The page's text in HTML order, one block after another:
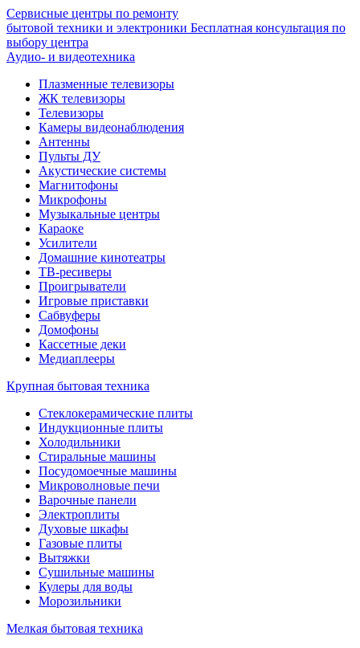
Сервисные центры по ремонту
бытовой техники и электроники Бесплатная консультация по
выбору центра
Аудио- и видеотехника
Плазменные телевизоры
ЖК телевизоры
Телевизоры
Камеры видеонаблюдения
Антенны
Пульты ДУ
Акустические системы
Магнитофоны
Микрофоны
Музыкальные центры
Караоке
Усилители
Домашние кинотеатры
ТВ-ресиверы
Проигрыватели
Игровые приставки
Сабвуферы
Домофоны
Кассетные деки
Медиаплееры
Крупная бытовая техника
Стеклокерамические плиты
Индукционные плиты
Холодильники
Стиральные машины
Посудомоечные машины
Микроволновые печи
Варочные панели
Электроплиты
Духовые шкафы
Газовые плиты
Вытяжки
Сушильные машины
Кулеры для воды
Морозильники
Мелкая бытовая техника